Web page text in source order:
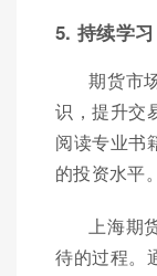
5. 持续学习
期货市
识，提升交
阅读专业书
的投资水平。
上海期
待的过程。